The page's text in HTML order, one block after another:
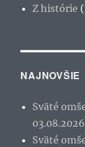
Z histórie
NAJNOVŠIE
Sväté
Sväté